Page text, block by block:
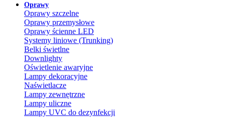
Oprawy
Oprawy szczelne
Oprawy przemysłowe
Oprawy ścienne LED
Systemy liniowe (Trunking)
Belki świetlne
Downlighty
Oświetlenie awaryjne
Lampy dekoracyjne
Naświetlacze
Lampy zewnętrzne
Lampy uliczne
Lampy UVC do dezynfekcji